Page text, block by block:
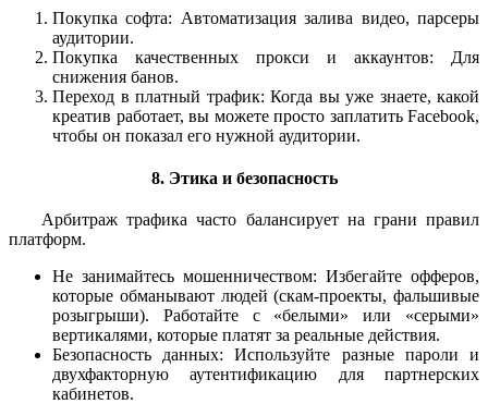
Покупка софта: Автоматизация залива видео, парсеры
аудитории.
Покупка качественных прокси и аккаунтов: Для
снижения банов.
Переход в платный трафик: Когда вы уже знаете, какой
креатив работает, вы можете просто заплатить Facebook,
чтобы он показал его нужной аудитории.
8. Этика и безопасность
Арбитраж трафика часто балансирует на грани правил
платформ.
Не занимайтесь мошенничеством: Избегайте офферов,
которые обманывают людей (скам-проекты, фальшивые
розыгрыши). Работайте с «белыми» или «серыми»
вертикалями, которые платят за реальные действия.
Безопасность данных: Используйте разные пароли и
двухфакторную аутентификацию для партнерских
кабинетов.